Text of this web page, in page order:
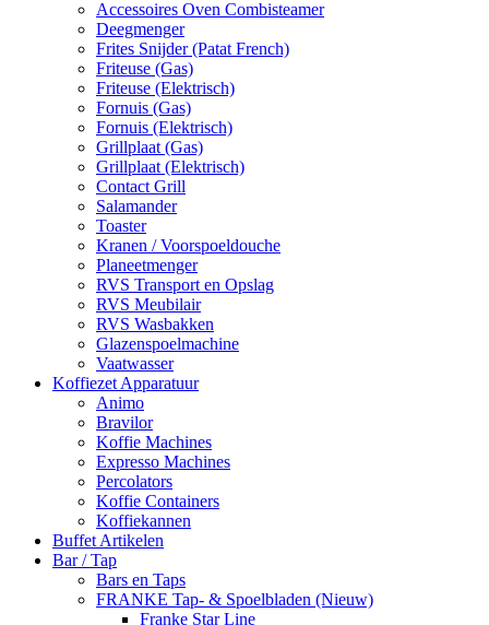
Accessoires Oven Combisteamer
Deegmenger
Frites Snijder (Patat French)
Friteuse (Gas)
Friteuse (Elektrisch)
Fornuis (Gas)
Fornuis (Elektrisch)
Grillplaat (Gas)
Grillplaat (Elektrisch)
Contact Grill
Salamander
Toaster
Kranen / Voorspoeldouche
Planeetmenger
RVS Transport en Opslag
RVS Meubilair
RVS Wasbakken
Glazenspoelmachine
Vaatwasser
Koffiezet Apparatuur
Animo
Bravilor
Koffie Machines
Expresso Machines
Percolators
Koffie Containers
Koffiekannen
Buffet Artikelen
Bar / Tap
Bars en Taps
FRANKE Tap- & Spoelbladen (Nieuw)
Franke Star Line